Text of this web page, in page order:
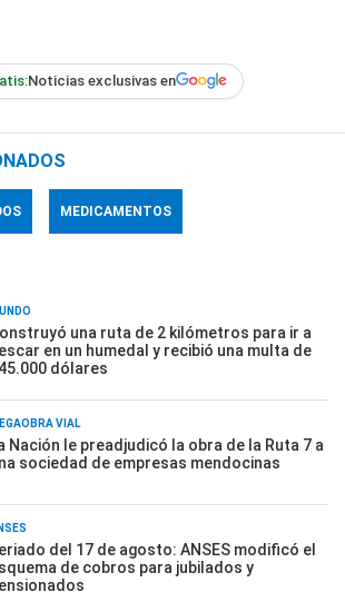
Noticias exclusivas en
MEDICAMENTOS
una ruta de 2 kilómetros para ir a
en un humedal y recibió una multa de
dólares
VIAL
Nación le preadjudicó la obra de la Ruta 7 a
sociedad de empresas mendocinas
del 17 de agosto: ANSES modificó el
de cobros para jubilados y